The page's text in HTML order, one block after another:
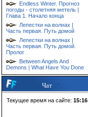
Endless Winter. Прогноз
погоды - столетняя метель |
Глава 1. Начало конца
Лепестки на волнах |
Часть первая. Путь домой
Лепестки на волнах |
Часть первая. Путь домой.
Пролог
Between Angels And
Demons | What Have You Done
Чат
Текущее время на сайте: 15:16